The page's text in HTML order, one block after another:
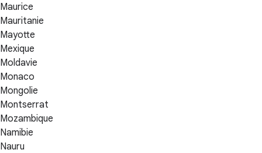
Maurice
Mauritanie
Mayotte
Mexique
Moldavie
Monaco
Mongolie
Montserrat
Mozambique
Namibie
Nauru